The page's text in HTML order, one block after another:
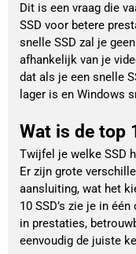
Dit is een vraag die
SSD voor betere
snelle SSD zal je
afhankelijk van je
dat als je een snelle
lager is en Windows
Wat is de top
Twijfel je welke SSD
Er zijn grote
aansluiting, wat het
10 SSD’s zie je in
in prestaties,
eenvoudig de juiste